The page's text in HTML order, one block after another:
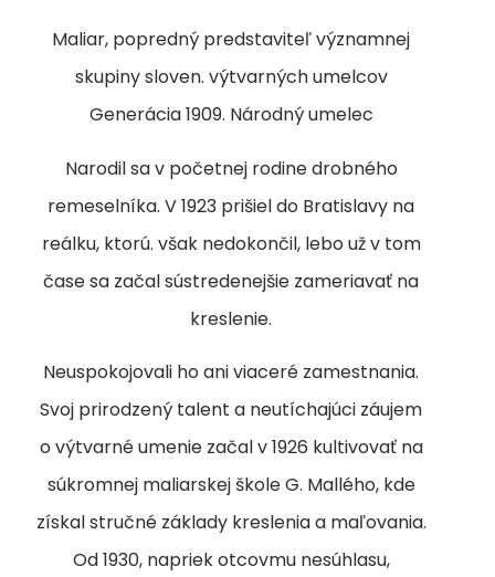
Maliar, popredný predstaviteľ významnej
skupiny sloven. výtvarných umelcov
Generácia 1909. Národný umelec
Narodil sa v početnej rodine drobného
remeselníka. V 1923 prišiel do Bratislavy na
reálku, ktorú. však nedokončil, lebo už v tom
čase sa začal sústredenejšie zameriavať na
kreslenie.
Neuspokojovali ho ani viaceré zamestnania.
Svoj prirodzený talent a neutíchajúci záujem
o výtvarné umenie začal v 1926 kultivovať na
súkromnej maliarskej škole G. Mallého, kde
získal stručné základy kreslenia a maľovania.
Od 1930, napriek otcovmu nesúhlasu,